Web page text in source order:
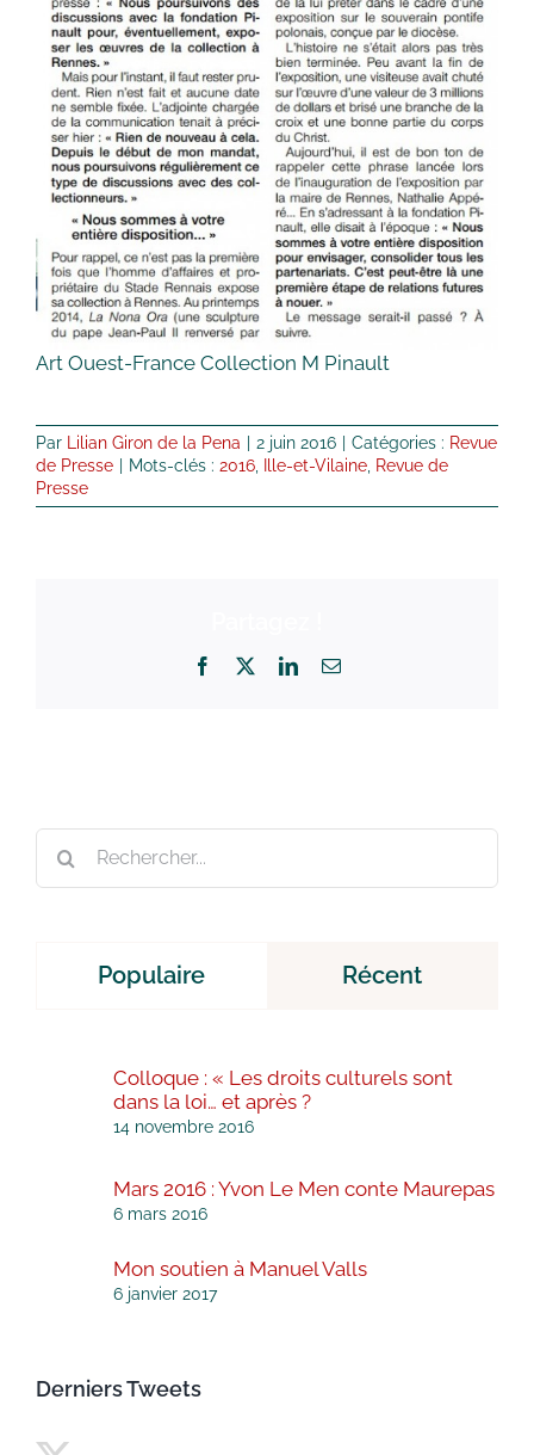
Art Ouest-France Collection M Pinault
Par Lilian Giron de la Pena 2 juin 2016 Catégories : Revue
de Presse
Mots-clés : 2016, Ille-et-Vilaine, Revue de
Presse
Facebook LinkedInEmail
Rechercher:
Populaire Récent
Colloque : « Les droits culturels sont
dans la loi… et après ?
14 novembre 2016
Mars 2016 : Yvon Le Men conte Maurepas
6 mars 2016
Mon soutien à Manuel Valls
6 janvier 2017
Derniers Tweets